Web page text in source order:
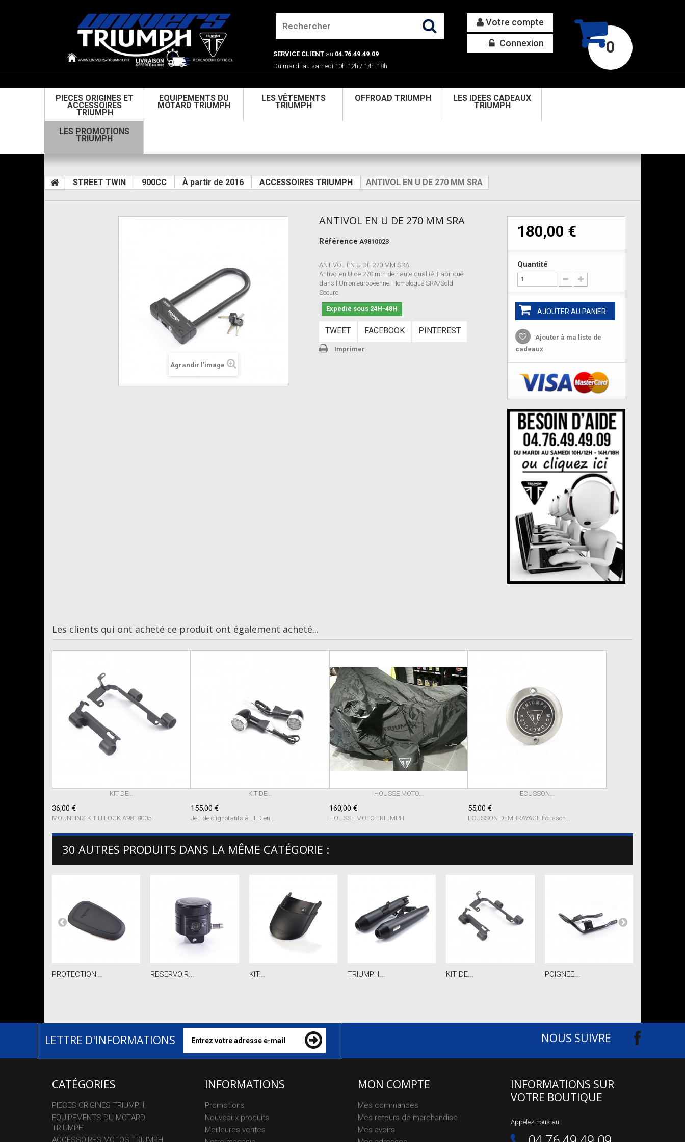
0
Votre compte
Connexion
SERVICE CLIENT au 04.76.49.49.09
Du mardi au samedi 10h-12h / 14h-18h
PIECES ORIGINES ET
ACCESSOIRES
TRIUMPH
EQUIPEMENTS DU
MOTARD TRIUMPH
LES VÊTEMENTS
TRIUMPH
OFFROAD TRIUMPH LES IDEES CADEAUX
TRIUMPH
LES PROMOTIONS
TRIUMPH
STREET TWIN 900CC À partir de 2016 ACCESSOIRES TRIUMPH ANTIVOL EN U DE 270 MM SRA
Agrandir l'image
ANTIVOL EN U DE 270 MM SRA
Référence A9810023
ANTIVOL EN U DE 270 MM SRA
Antivol en U de 270 mm de haute qualité. Fabriqué
dans l'Union européenne. Homologué SRA/Sold
Secure.
Expédié sous 24H-48H
TWEET FACEBOOK PINTEREST
Imprimer
180,00 €
Quantité
AJOUTER AU PANIER
Ajouter à ma liste de
cadeaux
Les clients qui ont acheté ce produit ont également acheté...
KIT DE...
36,00 €
MOUNTING KIT U LOCK A9818005
KIT DE...
155,00 €
Jeu de clignotants à LED en...
HOUSSE MOTO...
160,00 €
HOUSSE MOTO TRIUMPH
ECUSSON...
55,00 €
ECUSSON DEMBRAYAGE Écusson...
30 AUTRES PRODUITS DANS LA MÊME CATÉGORIE :
PROTECTION... RESERVOIR... KIT... TRIUMPH... KIT DE... POIGNEE...
LETTRE D'INFORMATIONS NOUS SUIVRE
CATÉGORIES
PIECES ORIGINES TRIUMPH
EQUIPEMENTS DU MOTARD
TRIUMPH
ACCESSOIRES MOTOS TRIUMPH
INFORMATIONS
Promotions
Nouveaux produits
Meilleures ventes
MON COMPTE
Mes commandes
Mes retours de marchandise
Mes avoirs
INFORMATIONS SUR
VOTRE BOUTIQUE
Appelez-nous au :